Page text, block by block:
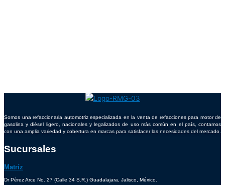
Somos una refaccionaria automotriz especializada en la venta de refacciones para motor de
gasolina y diésel ligero, nacionales y legalizados de uso más común en el país, contamos
con una amplia variedad y cobertura en marcas para satisfacer las necesidades del mercado.
Sucursales
Matríz
Dr Pérez Arce No. 27 (Calle 34 S.R.) Guadalajara, Jalisco, México.